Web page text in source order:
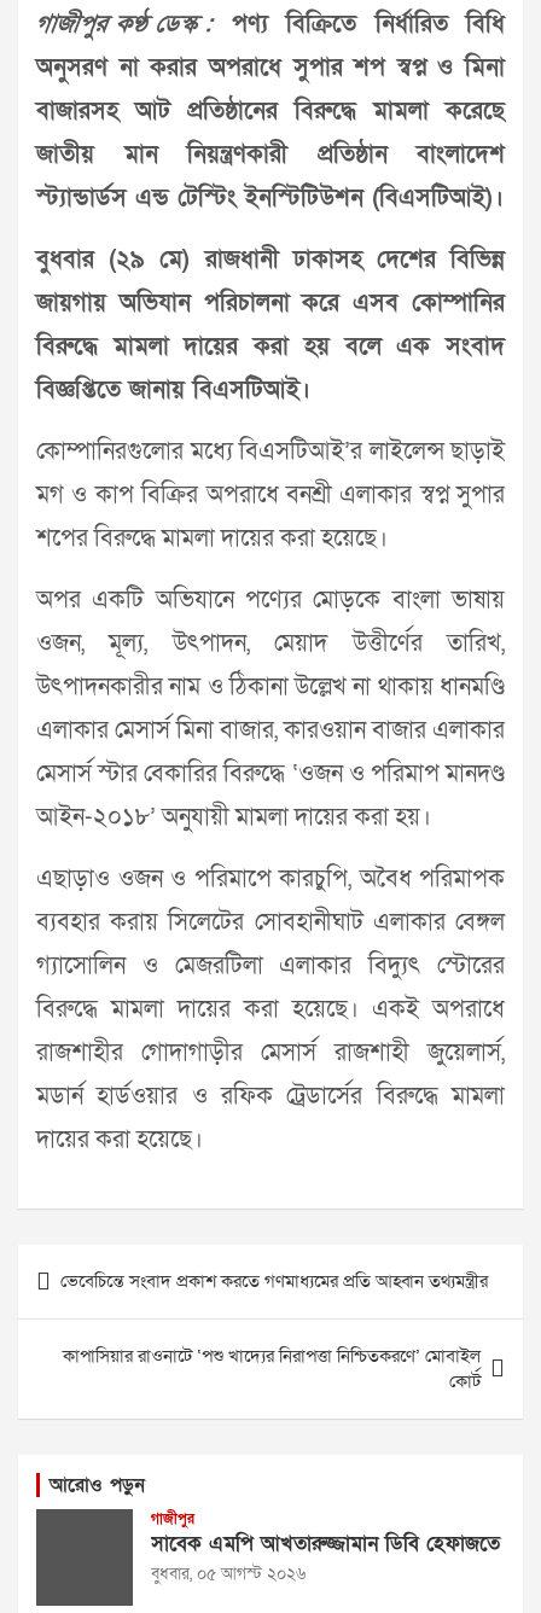
গাজীপুর কণ্ঠ ডেস্ক :পণ্য বিক্রিতে নির্ধারিত বিধি
অনুসরণ না করার অপরাধে সুপার শপ স্বপ্ন ও মিনা
বাজারসহ আট প্রতিষ্ঠানের বিরুদ্ধে মামলা করেছে
জাতীয় মান নিয়ন্ত্রণকারী প্রতিষ্ঠান বাংলাদেশ
স্ট্যান্ডার্ডস এন্ড টেস্টিং ইনস্টিটিউশন (বিএসটিআই)।
বুধবার (২৯ মে) রাজধানী ঢাকাসহ দেশের বিভিন্ন
জায়গায় অভিযান পরিচালনা করে এসব কোম্পানির
বিরুদ্ধে মামলা দায়ের করা হয় বলে এক সংবাদ
বিজ্ঞপ্তিতে জানায় বিএসটিআই।
কোম্পানিরগুলোর মধ্যে বিএসটিআই’র লাইলেন্স ছাড়াই
মগ ও কাপ বিক্রির অপরাধে বনশ্রী এলাকার স্বপ্ন সুপার
শপের বিরুদ্ধে মামলা দায়ের করা হয়েছে।
অপর একটি অভিযানে পণ্যের মোড়কে বাংলা ভাষায়
ওজন, মূল্য, উৎপাদন, মেয়াদ উত্তীর্ণের তারিখ,
উৎপাদনকারীর নাম ও ঠিকানা উল্লেখ না থাকায় ধানমণ্ডি
এলাকার মেসার্স মিনা বাজার, কারওয়ান বাজার এলাকার
মেসার্স স্টার বেকারির বিরুদ্ধে ‘ওজন ও পরিমাপ মানদণ্ড
আইন-২০১৮’ অনুযায়ী মামলা দায়ের করা হয়।
এছাড়াও ওজন ও পরিমাপে কারচুপি, অবৈধ পরিমাপক
ব্যবহার করায় সিলেটের সোবহানীঘাট এলাকার বেঙ্গল
গ্যাসোলিন ও মেজরটিলা এলাকার বিদ্যুৎ স্টোরের
বিরুদ্ধে মামলা দায়ের করা হয়েছে। একই অপরাধে
রাজশাহীর গোদাগাড়ীর মেসার্স রাজশাহী জুয়েলার্স,
মডার্ন হার্ডওয়ার ও রফিক ট্রেডার্সের বিরুদ্ধে মামলা
দায়ের করা হয়েছে।
Post
navigation
ভেবেচিন্তে সংবাদ প্রকাশ করতে গণমাধ্যমের প্রতি আহ্বান তথ্যমন্ত্রীর
কাপাসিয়ার রাওনাটে ‘পশু খাদ্যের নিরাপত্তা নিশ্চিতকরণে’ মোবাইল
কোর্ট
আরোও পড়ুন
গাজীপুর
সাবেক এমপি আখতারুজ্জামান ডিবি হেফাজতে
বুধবার, ০৫ আগস্ট ২০২৬